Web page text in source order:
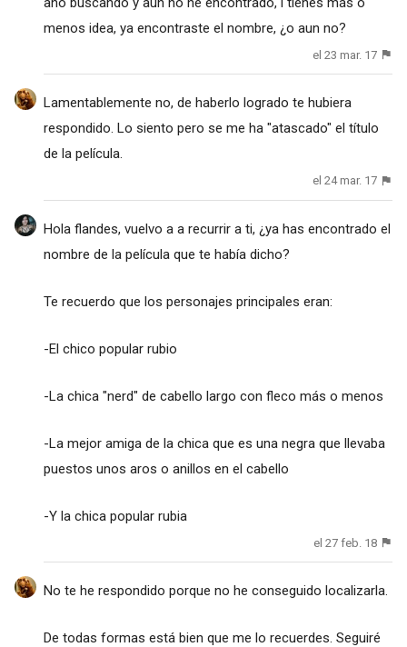
menos idea, ya encontraste el nombre, ¿o aun no?
el 23 mar. 17
Lamentablemente no, de haberlo logrado te hubiera
respondido. Lo siento pero se me ha "atascado" el título
de la película.
el 24 mar. 17
Hola flandes, vuelvo a a recurrir a ti, ¿ya has encontrado el
nombre de la película que te había dicho?
Te recuerdo que los personajes principales eran:
-El chico popular rubio
-La chica "nerd" de cabello largo con fleco más o menos
-La mejor amiga de la chica que es una negra que llevaba
puestos unos aros o anillos en el cabello
-Y la chica popular rubia
el 27 feb. 18
No te he respondido porque no he conseguido localizarla.
De todas formas está bien que me lo recuerdes. Seguiré